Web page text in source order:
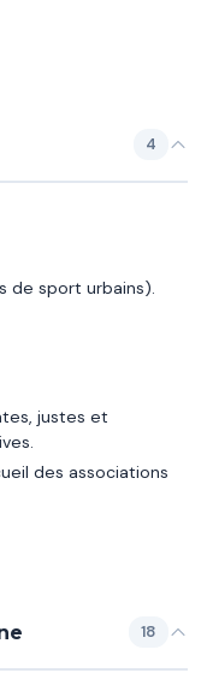
4
de sport urbains).
justes et
des associations
18